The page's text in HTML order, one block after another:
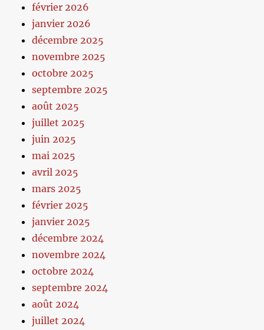
février 2026
janvier 2026
décembre 2025
novembre 2025
octobre 2025
septembre 2025
août 2025
juillet 2025
juin 2025
mai 2025
avril 2025
mars 2025
février 2025
janvier 2025
décembre 2024
novembre 2024
octobre 2024
septembre 2024
août 2024
juillet 2024